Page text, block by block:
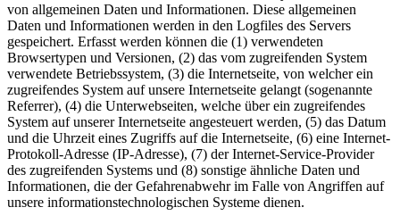
von allgemeinen Daten und Informationen. Diese allgemeinen
Daten und Informationen werden in den Logfiles des Servers
gespeichert. Erfasst werden können die (1) verwendeten
Browsertypen und Versionen, (2) das vom zugreifenden System
verwendete Betriebssystem, (3) die Internetseite, von welcher ein
zugreifendes System auf unsere Internetseite gelangt (sogenannte
Referrer), (4) die Unterwebseiten, welche über ein zugreifendes
System auf unserer Internetseite angesteuert werden, (5) das Datum
und die Uhrzeit eines Zugriffs auf die Internetseite, (6) eine Internet-
Protokoll-Adresse (IP-Adresse), (7) der Internet-Service-Provider
des zugreifenden Systems und (8) sonstige ähnliche Daten und
Informationen, die der Gefahrenabwehr im Falle von Angriffen auf
unsere informationstechnologischen Systeme dienen.